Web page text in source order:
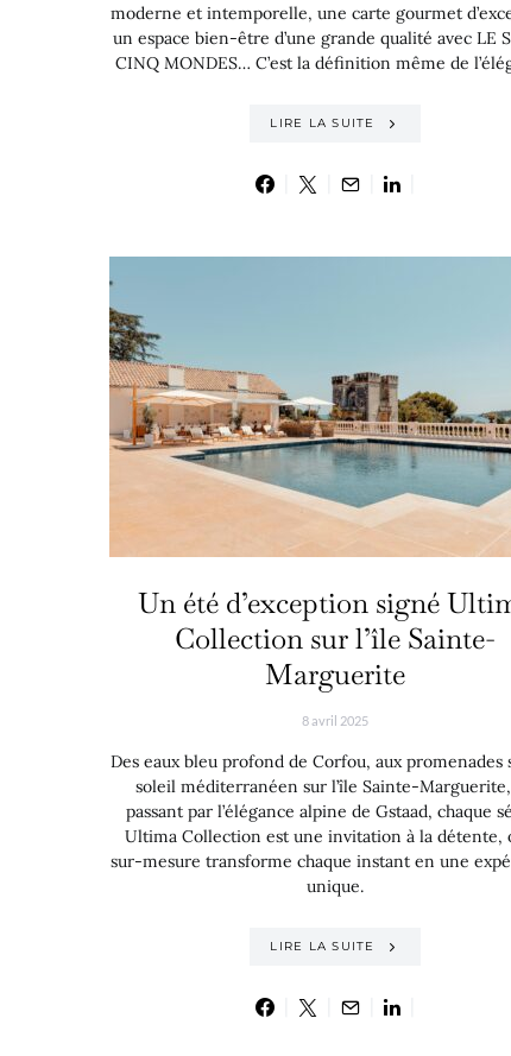
moderne et intemporelle, une carte gourmet
un espace bien-être d’une grande qualité avec LE
CINQ MONDES… C’est la définition même de
LIRE LA SUITE
Un été d’exception signé
Collection sur l’île Sainte-
Marguerite
8 avril 2025
Des eaux bleu profond de Corfou, aux promenades
soleil méditerranéen sur l’île Sainte-
passant par l’élégance alpine de Gstaad, chaque
Ultima Collection est une invitation à la détente,
sur-mesure transforme chaque instant en une
unique.
LIRE LA SUITE